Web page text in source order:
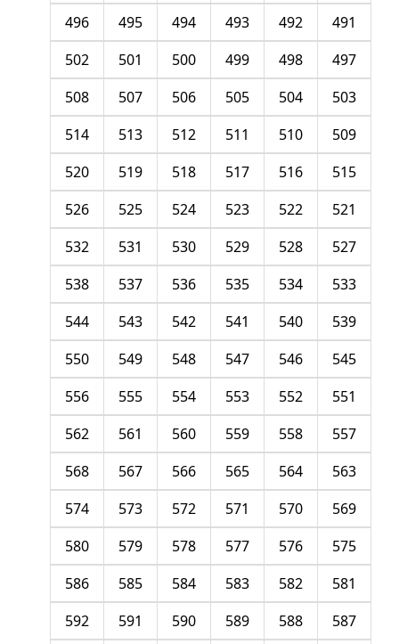
491
492
493
494
495
496
497
498
499
500
501
502
503
504
505
506
507
508
509
510
511
512
513
514
515
516
517
518
519
520
521
522
523
524
525
526
527
528
529
530
531
532
533
534
535
536
537
538
539
540
541
542
543
544
545
546
547
548
549
550
551
552
553
554
555
556
557
558
559
560
561
562
563
564
565
566
567
568
569
570
571
572
573
574
575
576
577
578
579
580
581
582
583
584
585
586
587
588
589
590
591
592